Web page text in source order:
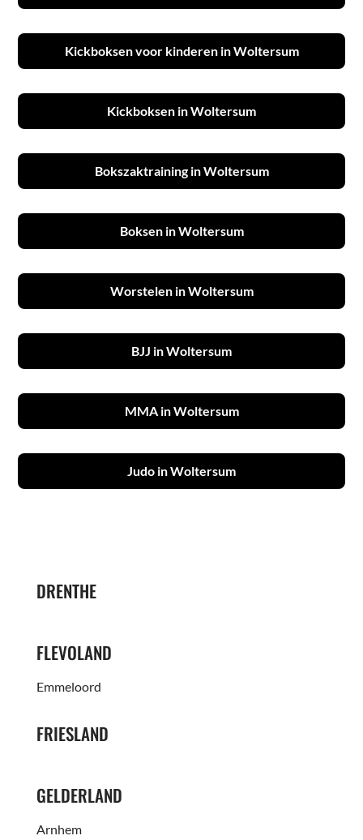
Kickboksen voor kinderen in Woltersum
Kickboksen in Woltersum
Bokszaktraining in Woltersum
Boksen in Woltersum
Worstelen in Woltersum
BJJ in Woltersum
MMA in Woltersum
Judo in Woltersum
DRENTHE
FLEVOLAND
Emmeloord
FRIESLAND
GELDERLAND
Arnhem